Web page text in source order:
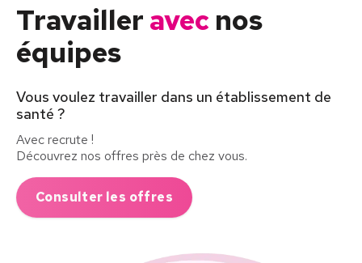
Vous voulez travailler dans un établissement de
santé ?
Avec recrute !
Découvrez nos offres près de chez vous.
Consulter les offres
Travailler avec nos
équipes